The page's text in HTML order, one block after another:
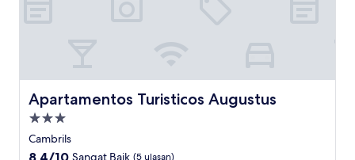
Apartamentos Turisticos Augustus
Apartamentos Turisticos Augustus
Properti
bintang
3.0
Cambrils
8.4
8,4/10 Sangat Baik (5 ulasan)